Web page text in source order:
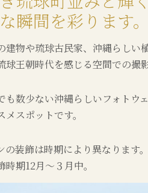
瞬間を彩ります。
建物や琉球古民家、沖縄らしい
球王朝時代を感じる空間での撮
も数少ない沖縄らしいフォトウ
メスポットです。
装飾は時期により異なります
時期12月〜３月中。